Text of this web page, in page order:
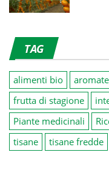
TAG
alimenti bio
frutta di stagione
Piante medicinali
tisane
tisane fredde